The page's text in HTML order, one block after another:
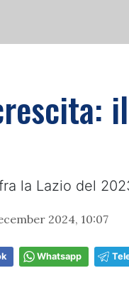
la Lazio del
2024, 10:07
Whatsapp